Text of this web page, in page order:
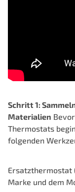
Schritt 1:
Materialien
Thermostats
folgenden
Ersatzthermostat
Marke und dem